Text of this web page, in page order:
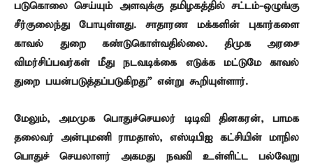
படுகொலை செய்யும் அளவுக்கு தமிழகத்தில் சட்டம்-ஒழுங்கு
சீர்குலைந்து போயுள்ளது. சாதாரண மக்களின் புகார்களை
காவல் துறை கண்டுகொள்வதில்லை. திமுக அரசை
விமர்சிப்பவர்கள் மீது நடவடிக்கை எடுக்க மட்டுமே காவல்
துறை பயன்படுத்தப்படுகிறது” என்று கூறியுள்ளார்.
மேலும், அமமுக பொதுச்செயலர் டிடிவி தினகரன், பாமக
தலைவர் அன்புமணி ராமதாஸ், எஸ்டிபிஐ கட்சியின் மாநில
பொதுச் செயலாளர் அகமது நவவி உள்ளிட்ட பல்வேறு